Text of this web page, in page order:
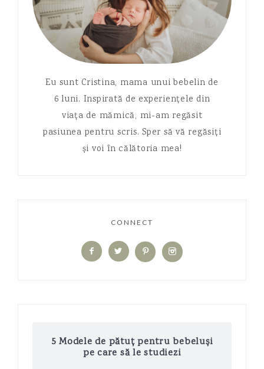
Eu sunt Cristina, mama unui bebelin de
6 luni. Inspirată de experiențele din
viața de mămică, mi-am regăsit
pasiunea pentru scris. Sper să vă regăsiți
și voi în călătoria mea!
CONNECT
5 Modele de pătuț pentru bebeluși
pe care să le studiezi